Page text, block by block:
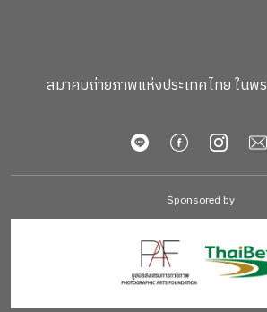
สมาคมถ่ายภาพแห่งประเทศไทย ในพ
Sponsored by